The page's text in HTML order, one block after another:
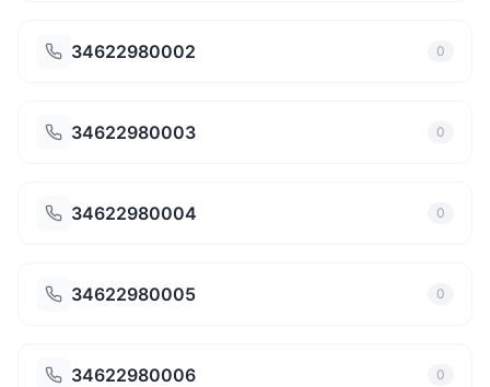
34622980002 0
34622980003 0
34622980004 0
34622980005 0
34622980006 0